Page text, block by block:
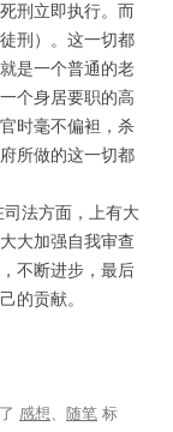
刑立即执行。而
刑）。这一切都
是一个普通的老
个身居要职的高
时毫不偏袒，杀
所做的这一切都
法方面，上有大
大加强自我审查
不断进步，最后
的贡献。
感想、 随笔 标